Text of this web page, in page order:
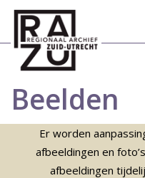
Beelden
Er worden
afbeeldingen en
afbeeldingen